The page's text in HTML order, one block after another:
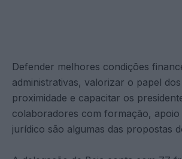
Defender melhores condições
administrativas, valorizar o papel
proximidade e capacitar os
colaboradores com formação, apoio
jurídico são algumas das propostas